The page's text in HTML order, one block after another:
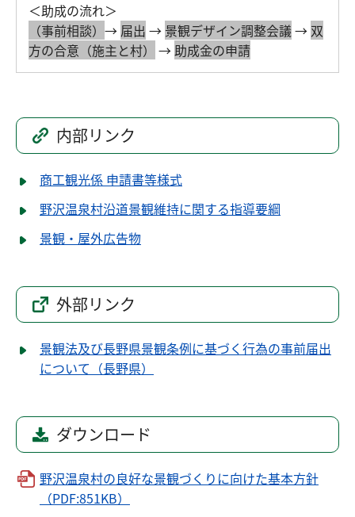
＜助成の流れ＞
（事前相談） → 届出 → 景観デザイン調整会議→ 双
方の合意（施主と村）
→助成金の申請
内部リンク
商工観光係 申請書等様式
野沢温泉村沿道景観維持に関する指導要綱
景観・屋外広告物
外部リンク
景観法及び長野県景観条例に基づく行為の事前届出
について（長野県）
ダウンロード
野沢温泉村の良好な景観づくりに向けた基本方針
（PDF:851KB）